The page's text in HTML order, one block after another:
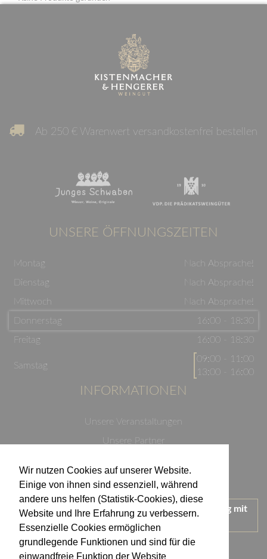
Wir nutzen Cookies auf unserer Website.
Einige von ihnen sind essenziell, während
andere uns helfen (Statistik-Cookies), diese
Website und Ihre Erfahrung zu verbessern.
Essenzielle Cookies ermöglichen
grundlegende Funktionen und sind für die
einwandfreie Funktion der Website
Ab 250 € Warenwert versandkostenfrei bestellen
UNSERE ÖFFNUNGSZEITEN
Montag
Nach Absprache!
Dienstag
Nach Absprache!
Mittwoch
Nach Absprache!
Donnerstag
16:00 - 18:30
Freitag
16:00 - 18:30
Samstag
09:00 - 11:00
13:00 - 16:00
INFORMATIONEN
Unsere Veranstaltungen
Unsere Partner
Impressum
Wir treten für einen verantwortungsvollen Umgang mit
Alkohol ein.
KONTAKT